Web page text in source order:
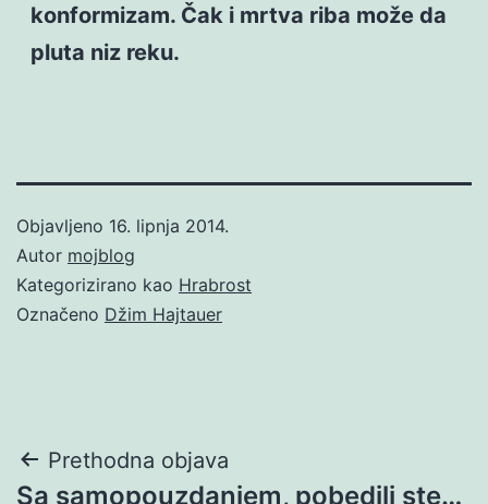
konformizam. Čak i mrtva riba može da
pluta niz reku.
Objavljeno 16. lipnja 2014.
Autor mojblog
Kategorizirano kao Hrabrost
Označeno Džim Hajtauer
Navigacija
Prethodna objava
Sa samopouzdanjem, pobedili ste…